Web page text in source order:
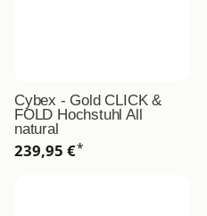
Cybex - Gold CLICK &
FOLD Hochstuhl All
natural
239,95 €*